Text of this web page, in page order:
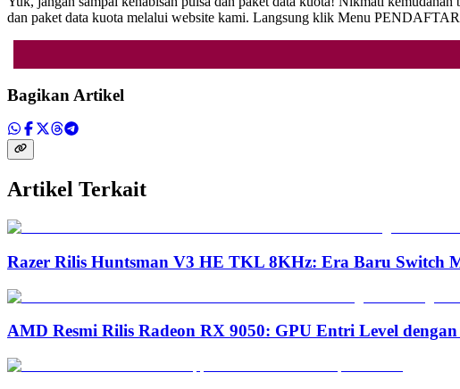
dan paket data kuota melalui website kami. Langsung klik Menu
Bagikan Artikel
Artikel Terkait
Razer Rilis Huntsman V3 HE TKL 8KHz: Era Baru Switch
AMD Resmi Rilis Radeon RX 9050: GPU Entri Level